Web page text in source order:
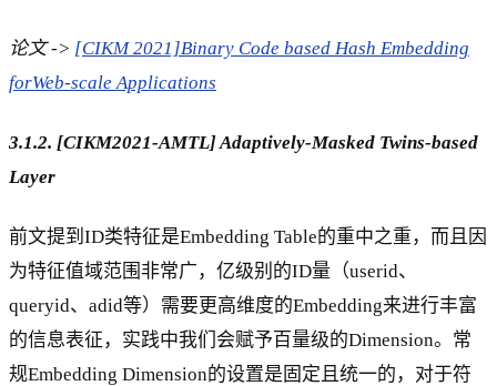
论文 -> [CIKM 2021]Binary Code based Hash Embedding
forWeb-scale Applications
3.1.2. [CIKM2021-AMTL] Adaptively-Masked Twins-based
Layer
前文提到ID类特征是Embedding Table的重中之重，而且因
为特征值域范围非常广，亿级别的ID量（userid、
queryid、adid等）需要更高维度的Embedding来进行丰富
的信息表征，实践中我们会赋予百量级的Dimension。常
规Embedding Dimension的设置是固定且统一的，对于符